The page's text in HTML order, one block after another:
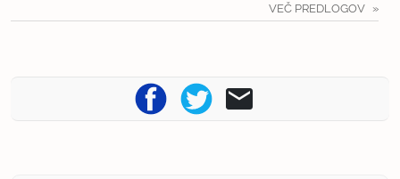
VEČ PREDLOGOV